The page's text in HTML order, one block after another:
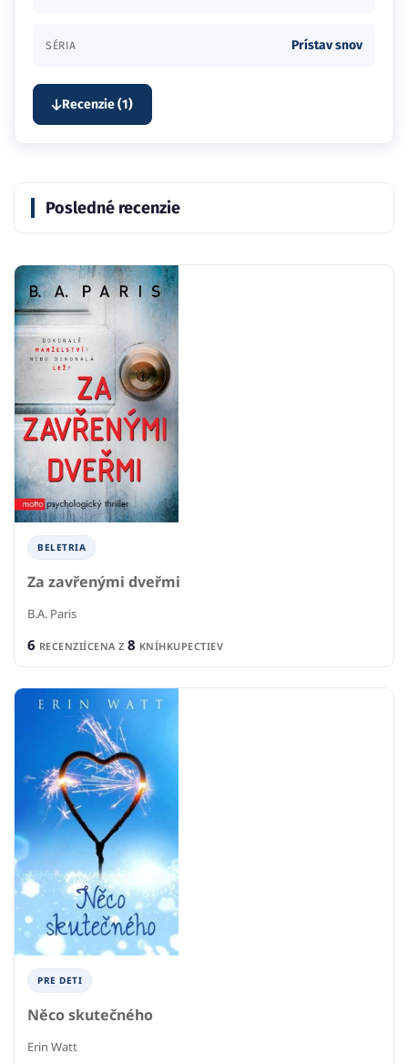
SÉRIA Prístav snov
Recenzie (1)
Posledné recenzie
BELETRIA
Za zavřenými dveřmi
B.A. Paris
6 RECENZIÍCENA Z 8 KNÍHKUPECTIEV
PRE DETI
Něco skutečného
Erin Watt